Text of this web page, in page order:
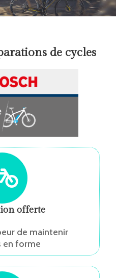
de cycles
offerte
de maintenir
en forme